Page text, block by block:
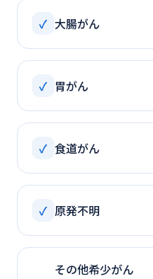
✓ 大腸がん
✓ 胃がん
✓ 食道がん
✓ 原発不明
その他希少がん